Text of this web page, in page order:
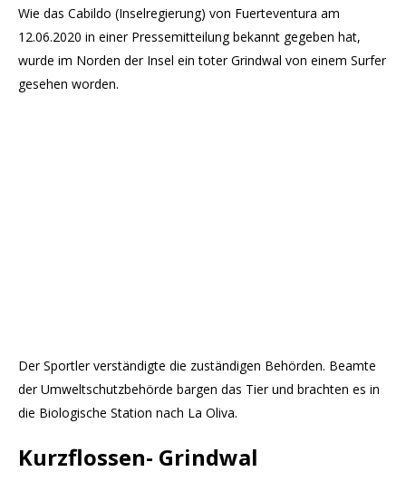
Wie das Cabildo (Inselregierung) von Fuerteventura am
12.06.2020 in einer Pressemitteilung bekannt gegeben hat,
wurde im Norden der Insel ein toter Grindwal von einem Surfer
gesehen worden.
Der Sportler verständigte die zuständigen Behörden. Beamte
der Umweltschutzbehörde bargen das Tier und brachten es in
die Biologische Station nach La Oliva.
Kurzflossen- Grindwal